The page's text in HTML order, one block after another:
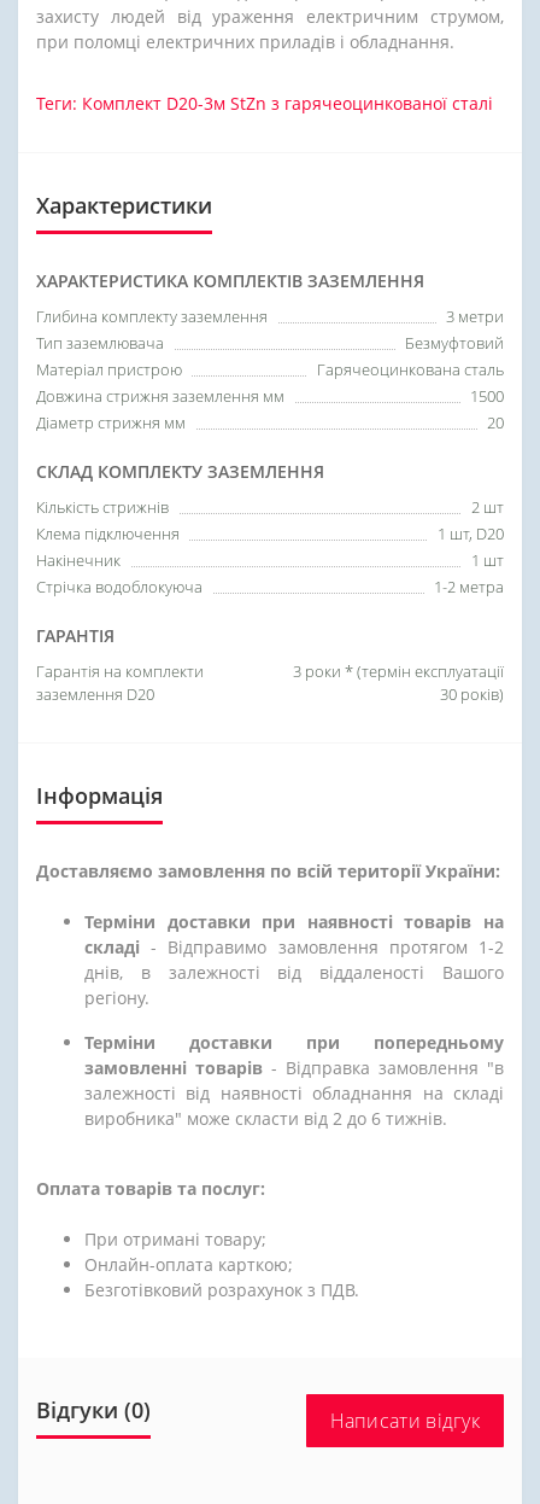
захисту людей від ураження електричним струмом,
при поломці електричних приладів і обладнання.
Теги: Комплект D20-3м StZn з гарячеоцинкованої сталі
Характеристики
ХАРАКТЕРИСТИКА КОМПЛЕКТІВ ЗАЗЕМЛЕННЯ
Глибина комплекту заземлення
3 метри
Тип заземлювача
Безмуфтовий
Матеріал пристрою
Гарячеоцинкована сталь
Довжина стрижня заземлення мм
1500
Діаметр стрижня мм
20
СКЛАД КОМПЛЕКТУ ЗАЗЕМЛЕННЯ
Кількість стрижнів
2 шт
Клема підключення
1 шт, D20
Накінечник
1 шт
Стрічка водоблокуюча
1-2 метра
ГАРАНТІЯ
Гарантія на комплекти
заземлення D20
3 роки * (термін експлуатації
30 років)
Інформація
Доставляємо замовлення по всій території України:
Терміни доставки при наявності товарів на
складі - Відправимо замовлення протягом 1-2
днів, в залежності від віддаленості Вашого
регіону.
Терміни доставки при попередньому
замовленні товарів - Відправка замовлення "в
залежності від наявності обладнання на складі
виробника" може скласти від 2 до 6 тижнів.
Оплата товарів та послуг:
При отримані товару;
Онлайн-оплата карткою;
Безготівковий розрахунок з ПДВ.
Відгуки (0) Написати відгук